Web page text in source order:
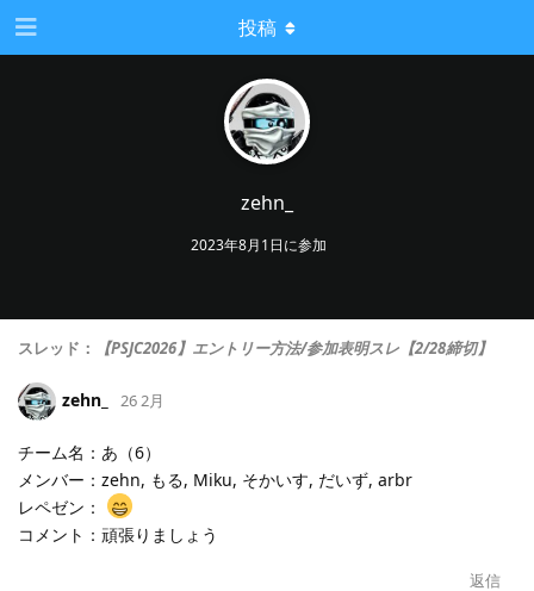
zehn_
2023年8月1日に参加
投稿
スレッド： 【PSJC2026】エントリー方法/参加表明スレ【2/28締切】
zehn_ 26 2月
チーム名：あ（6）
メンバー：zehn, もる, Miku, そかいす, だいず, arbr
レペゼン：
コメント：頑張りましょう
返信